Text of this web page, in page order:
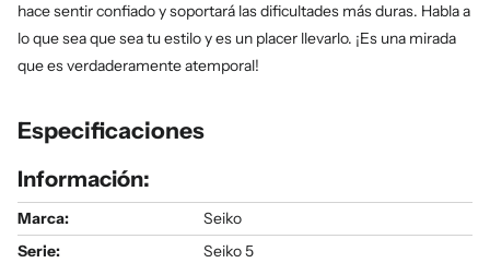
hace sentir confiado y soportará las dificultades más duras. Habla a
lo que sea que sea tu estilo y es un placer llevarlo. ¡Es una mirada
que es verdaderamente atemporal!
Especificaciones
Información:
Marca:
Seiko
Serie:
Seiko 5